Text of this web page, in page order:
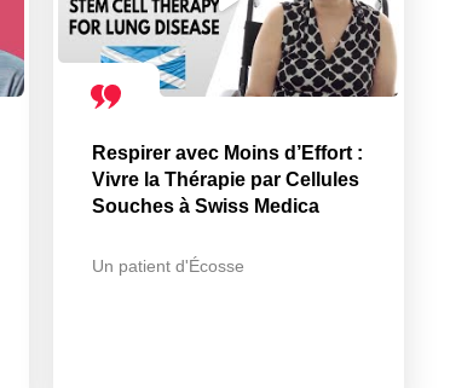
Respirer avec Moins d’Effort :
Vivre la Thérapie par Cellules
Souches à Swiss Medica
Un patient d'Écosse